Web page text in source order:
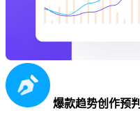
爆款趋势创作预判